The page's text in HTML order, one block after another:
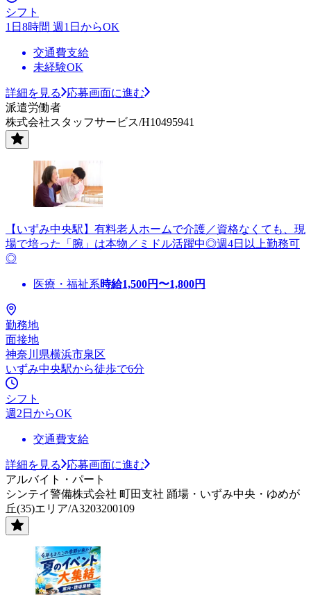
シフト
1日8時間 週1日からOK
交通費支給
未経験OK
詳細を見る
応募画面に進む
派遣労働者
株式会社スタッフサービス/H10495941
【いずみ中央駅】有料老人ホームで介護／資格なくても、現
場で培った「腕」は本物／ミドル活躍中◎週4日以上勤務可
◎
医療・福祉系時給1,500円〜1,800円
勤務地
面接地
神奈川県横浜市泉区
いずみ中央駅から徒歩で6分
シフト
週2日からOK
交通費支給
詳細を見る
応募画面に進む
アルバイト・パート
シンテイ警備株式会社 町田支社 踊場・いずみ中央・ゆめが
丘(35)エリア/A3203200109